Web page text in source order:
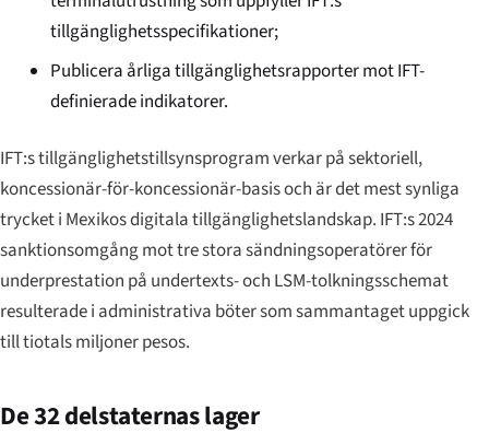
tillgänglighetsspecifikationer;
Publicera årliga tillgänglighetsrapporter mot IFT-
definierade indikatorer.
IFT:s tillgänglighetstillsynsprogram verkar på sektoriell,
koncessionär-för-koncessionär-basis och är det mest synliga
trycket i Mexikos digitala tillgänglighetslandskap. IFT:s 2024
sanktionsomgång mot tre stora sändningsoperatörer för
underprestation på undertexts- och LSM-tolkningsschemat
resulterade i administrativa böter som sammantaget uppgick
till tiotals miljoner pesos.
De 32 delstaternas lager